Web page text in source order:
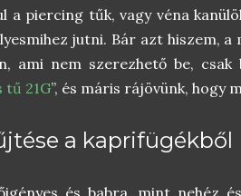
a piercing tűk, vagy véna
jutni. Bár azt hiszem,
ami nem szerezhető be,
tű 21G”, és máris rájövünk, hogy
a kaprifügékből
és babra, mint nehéz